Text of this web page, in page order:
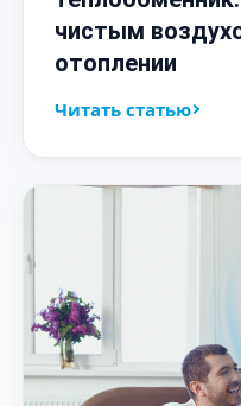
чистым
отоплении
Читать статью